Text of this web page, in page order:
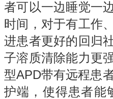
者可以一边睡觉一
时间，对于有工作
进患者更好的回归
子溶质清除能力更
型APD带有远程患
护端，使得患者能